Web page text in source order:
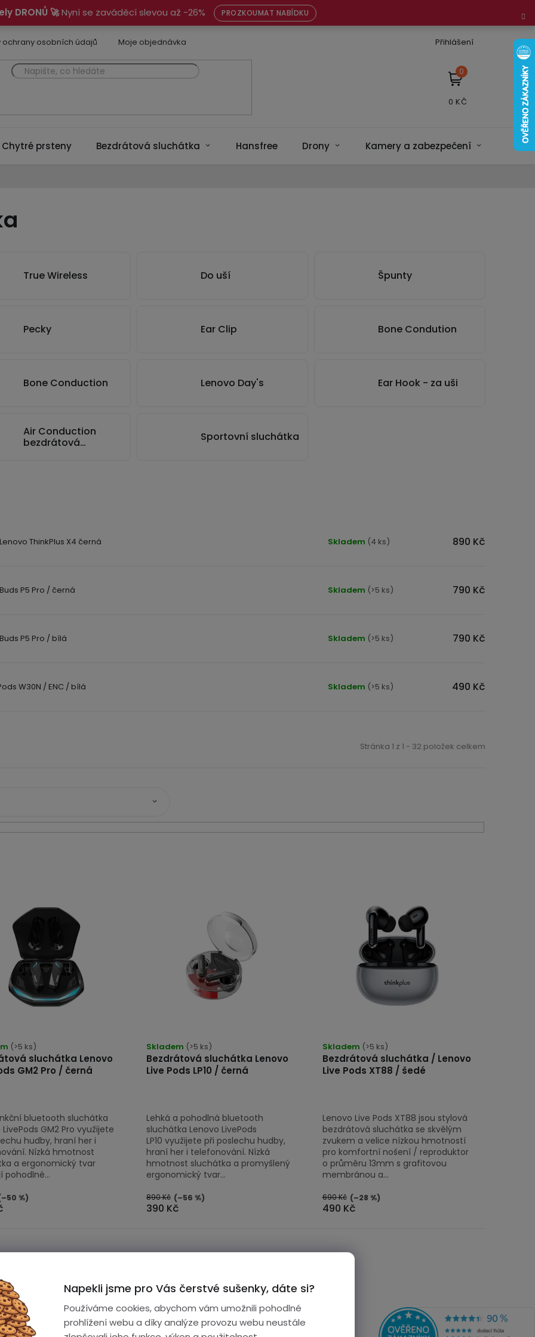
Napekli jsme pro Vás čerstvé sušenky, dáte si?
Používáme cookies, abychom vám umožnili pohodlné
prohlížení webu a díky analýze provozu webu neustále
DRONŮ 🚀Nyní se zaváděcí slevou až -26% PROZKOUMAT NABÍDKU
ochrany osobních údajů Moje objednávka Přihlášení
NÁKUPNÍ
KOŠÍK
Chytré prsteny Bezdrátová sluchátka Hansfree Drony Kamery a zabezpečení
True Wireless Do uší Špunty
Pecky Ear Clip Bone Condution
Bone Conduction Lenovo Day's Ear Hook - za uši
Air Conduction
bezdrátová
Sportovní sluchátka
ThinkPlus X4 černá Skladem (4 ks) 890 Kč
P5 Pro / černá Skladem (>5 ks) 790 Kč
P5 Pro / bílá Skladem (>5 ks) 790 Kč
W30N / ENC / bílá Skladem (>5 ks) 490 Kč
Stránka 1 z 1 - 32 položek celkem
sluchátka Lenovo
GM2 Pro / černá
(>5 ks)
%)
bluetooth sluchátka
LivePods GM2 Pro využijete
hudby, hraní her i
Nízká hmotnost
a ergonomický tvar
pohodlné...
Bezdrátová sluchátka Lenovo
Live Pods LP10 / černá
Skladem (>5 ks)
390 Kč
890 Kč (–56 %)
Lehká a pohodlná bluetooth
sluchátka Lenovo LivePods
LP10 využijete při poslechu hudby,
hraní her i telefonování. Nízká
hmotnost sluchátka a promyšlený
ergonomický tvar...
Bezdrátová sluchátka / Lenovo
Live Pods XT88 / šedé
Skladem (>5 ks)
490 Kč
690 Kč (–28 %)
Lenovo Live Pods XT88 jsou stylová
bezdrátová sluchátka se skvělým
zvukem a velice nízkou hmotností
pro komfortní nošení / reproduktor
o průměru 13mm s grafitovou
membránou a...